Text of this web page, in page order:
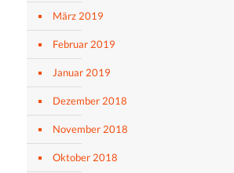
März 2019
Februar 2019
Januar 2019
Dezember 2018
November 2018
Oktober 2018